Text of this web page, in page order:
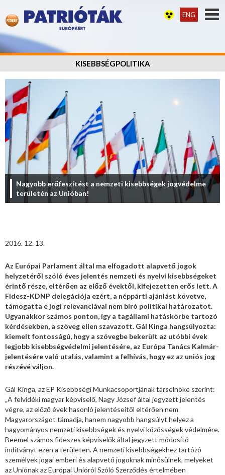
ENG
KISEBBSÉGPOLITIKA
Nagyobb erőfeszítést a nemzeti kisebbségek jogvédelme
területén az Unióban!
2016. 12. 13.
Az Európai Parlament által ma elfogadott alapvető jogok
helyzetéről szóló éves jelentés nemzeti és nyelvi kisebbségeket
érintő része, eltérően az előző évektől, kifejezetten erős lett. A
Fidesz-KDNP delegációja ezért, a néppárti ajánlást követve,
támogatta e jogi relevanciával nem bíró politikai határozatot.
Ugyanakkor számos ponton, így a tagállami hatáskörbe tartozó
kérdésekben, a szöveg ellen szavazott. Gál Kinga hangsúlyozta:
kiemelt fontosságú, hogy a szövegbe bekerült az utóbbi évek
legjobb kisebbségvédelmi jelentésére, az Európa Tanács Kalmár-
jelentésére való utalás, valamint a felhívás, hogy ez az uniós jog
részévé váljon.
Gál Kinga, az EP Kisebbségi Munkacsoportjának társelnöke szerint:
„A felvidéki magyar képviselő, Nagy József által jegyzett jelentés
végre, az előző évek hasonló jelentéseitől eltérően nem
Magyarországot támadja, hanem nagyobb hangsúlyt helyez a
hagyományos nemzeti kisebbségek és nyelvi közösségek védelmére.
Beemel számos fideszes képviselők által jegyzett módosító
indítványt ezen a területen. A nemzeti kisebbségekhez tartózó
személyek jogai emberi és alapvető jogoknak minősülnek, melyeket
az Uniónak az Európai Unióról Szóló Szerződés értelmében